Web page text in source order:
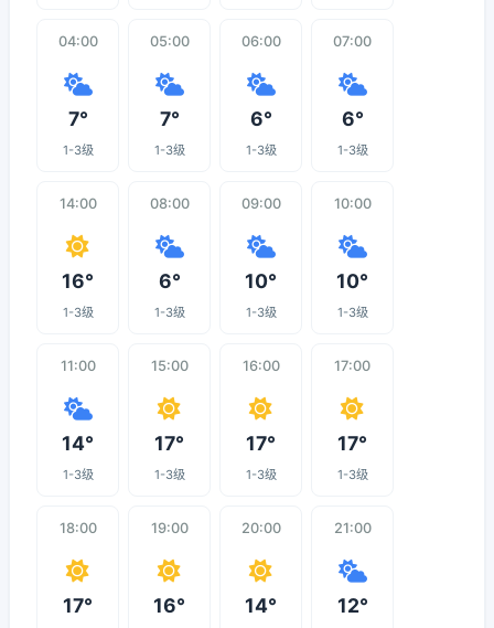
04:00
7°
1-3级
05:00
7°
1-3级
06:00
6°
1-3级
07:00
6°
1-3级
14:00
16°
1-3级
08:00
6°
1-3级
09:00
10°
1-3级
10:00
10°
1-3级
11:00
14°
1-3级
15:00
17°
1-3级
16:00
17°
1-3级
17:00
17°
1-3级
18:00
17°
19:00
16°
20:00
14°
21:00
12°